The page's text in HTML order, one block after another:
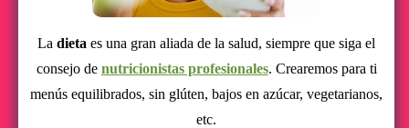
Ladieta es una gran aliada de la salud, siempre que siga el
consejo de nutricionistas profesionales. Crearemos para ti
menús equilibrados, sin glúten, bajos en azúcar, vegetarianos,
etc.